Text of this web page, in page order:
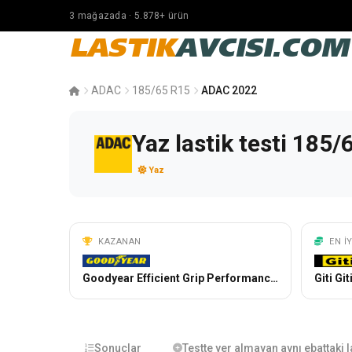
3 mağazada · 5.878+ ürün
LASTIKAVCISI.COM
ADAC 185/65 R15 ADAC 2022
Yaz lastik testi 185/
Yaz
KAZANAN
Goodyear Efficient Grip Performance 2
EN
Giti
Sonuçlar Testte yer almayan aynı ebattaki